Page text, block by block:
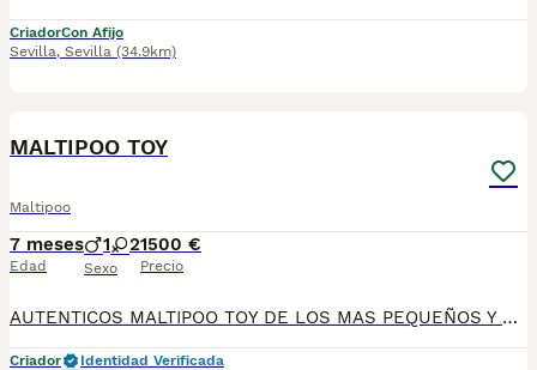
CriadorCon Afijo
Sevilla, Sevilla (34.9km)
MALTIPOO TOY
Maltipoo
7 meses
Edad
1 2
Sexo
1500 €
Precio
AUTENTICOS MALTIPOO TOY DE LOS MAS PEQUEÑOS Y PELUDITOS, COLOR BLANCO Y CREMA, PRECIOSOS Y CRIADOS EN CASA, TOTALMENTE FAMILIAR. CONTROLADOS POR VETERINARIOS.
Criador
Identidad Verificada